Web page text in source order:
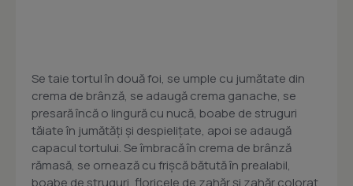
Se taie tortul în două foi, se umple cu jumătate din
crema de brânză, se adaugă crema ganache, se
presară încă o lingură cu nucă, boabe de struguri
tăiate în jumătăţi şi despieliţate, apoi se adaugă
capacul tortului. Se îmbracă în crema de brânză
rămasă, se ornează cu frişcă bătută în prealabil,
boabe de struguri, floricele de zahăr şi zahăr colorat.